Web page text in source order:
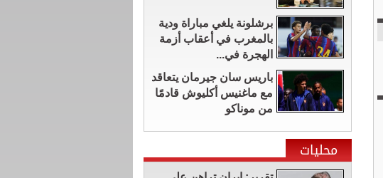
برشلونة يلغي مباراة ودية
بالمغرب في أعقاب أزمة
الهجرة في...
باريس سان جيرمان يتعاقد
مع ماغنيس أكليوش قادمًا
من موناكو
محليات